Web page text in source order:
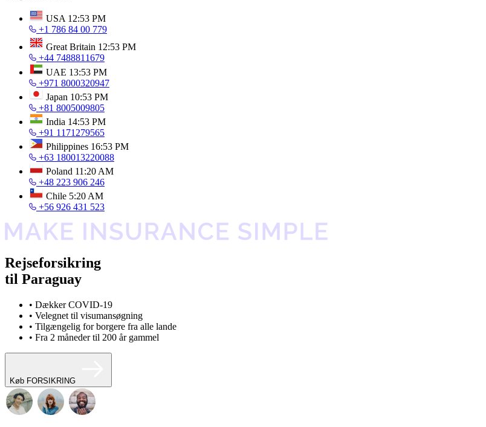
USA 12:53 PM
+1 786 84 00 779
Great Britain 12:53 PM
+44 7488811679
UAE 13:53 PM
+971 8000320947
Japan 10:53 PM
+81 8005009805
India 14:53 PM
+91 1171279565
Philippines 16:53 PM
+63 180013220088
Poland 11:20 AM
+48 223 906 246
Chile 5:20 AM
+56 926 431 523
Rejseforsikring
til Paraguay
• Dækker COVID-19
• Velegnet til visumansøgning
• Tilgængelig for borgere fra alle lande
• Fra 2 måneder til 200 år gammel
Køb FORSIKRING